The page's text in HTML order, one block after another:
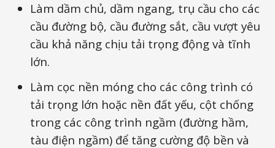
Làm dầm chủ, dầm ngang, trụ cầu cho các
cầu đường bộ, cầu đường sắt, cầu vượt yêu
cầu khả năng chịu tải trọng động và tĩnh
lớn.
Làm cọc nền móng cho các công trình có
tải trọng lớn hoặc nền đất yếu, cột chống
trong các công trình ngầm (đường hầm,
tàu điện ngầm) để tăng cường độ bền và